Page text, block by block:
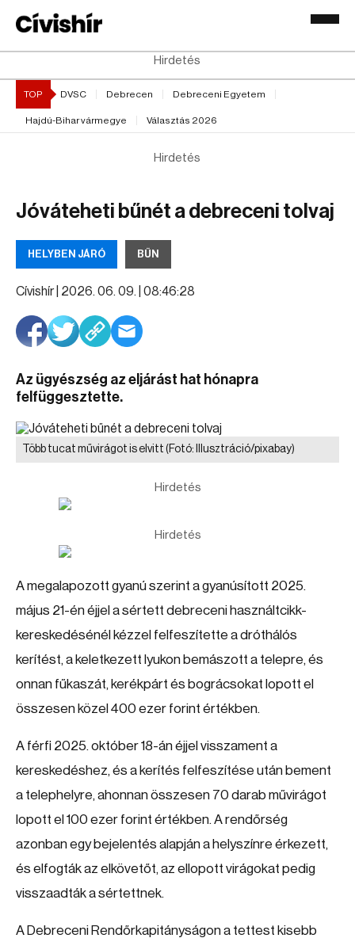
Hirdetés
TOP DVSC Debrecen Debreceni Egyetem
Hajdú-Bihar vármegye Választás 2026
Hirdetés
Jóváteheti bűnét a debreceni tolvaj
HELYBEN JÁRÓ BŰN
Cívishír | 2026. 06. 09. | 08:46:28
Az ügyészség az eljárást hat hónapra
felfüggesztette.
Több tucat művirágot is elvitt (Fotó: Illusztráció/pixabay)
Hirdetés
Hirdetés
A megalapozott gyanú szerint a gyanúsított 2025.
május 21-én éjjel a sértett debreceni használtcikk-
kereskedésénél kézzel felfeszítette a dróthálós
kerítést, a keletkezett lyukon bemászott a telepre, és
onnan fűkaszát, kerékpárt és bográcsokat lopott el
összesen közel 400 ezer forint értékben.
A férfi 2025. október 18-án éjjel visszament a
kereskedéshez, és a kerítés felfeszítése után bement
a telephelyre, ahonnan összesen 70 darab művirágot
lopott el 100 ezer forint értékben. A rendőrség
azonban egy bejelentés alapján a helyszínre érkezett,
és elfogták az elkövetőt, az ellopott virágokat pedig
visszaadták a sértettnek.
A Debreceni Rendőrkapitányságon a tettest kisebb